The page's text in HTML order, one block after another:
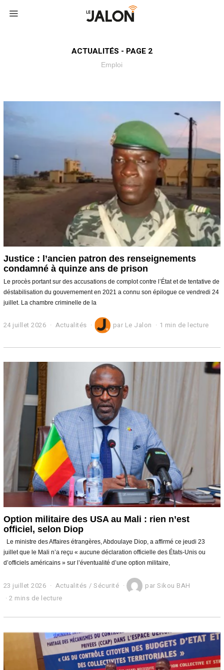
ACTUALITÉS - PAGE 2
Emploi
Justice : l’ancien patron des renseignements
condamné à quinze ans de prison
Le procès portant sur des accusations de complot contre l’État et de tentative de
déstabilisation du gouvernement en 2021 a connu son épilogue ce vendredi 24
juillet. La chambre criminelle de la
24 juillet 2026
i
l
l
e
t
2
2
6
Actualités par Le Jalon 1 min de lecture
Option militaire des USA au Mali : rien n’est
officiel, selon Diop
Le ministre des Affaires étrangères, Abdoulaye Diop, a affirmé ce jeudi 23
juillet que le Mali n’a reçu « aucune déclaration officielle des États-Unis ou
d’officiels américains » sur l’éventualité d’une option militaire,
23 juillet 2026
j
l
l
e
t
Actualités / Sécurité parSikou BAH
2 mins de lecture